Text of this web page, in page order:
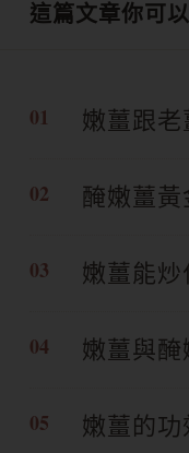
這篇文章你可
嫩薑跟老
醃嫩薑黃
嫩薑能
嫩薑與
嫩薑的功